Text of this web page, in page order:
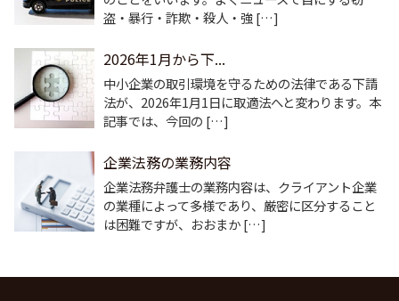
盗・暴行・詐欺・殺人・強 […]
2026年1月から下...
中小企業の取引環境を守るための法律である下請
法が、2026年1月1日に取適法へと変わります。本
記事では、今回の […]
企業法務の業務内容
企業法務弁護士の業務内容は、クライアント企業
の業種によって多様であり、厳密に区分すること
は困難ですが、おおまか […]